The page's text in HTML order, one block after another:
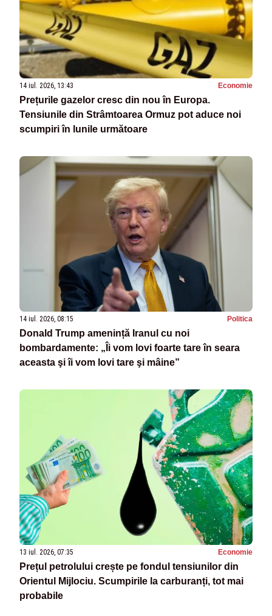
14 iul. 2026, 13:43 Economie
Prețurile gazelor cresc din nou în Europa.
Tensiunile din Strâmtoarea Ormuz pot aduce noi
scumpiri în lunile următoare
14 iul. 2026, 08:15 Politica
Donald Trump amenință Iranul cu noi
bombardamente: „Îi vom lovi foarte tare în seara
aceasta şi îi vom lovi tare şi mâine”
13 iul. 2026, 07:35 Economie
Prețul petrolului crește pe fondul tensiunilor din
Orientul Mijlociu. Scumpirile la carburanți, tot mai
probabile